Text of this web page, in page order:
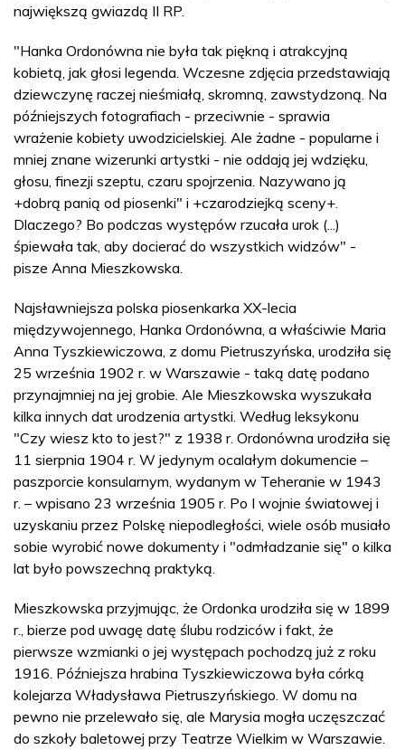
największą gwiazdą II RP.
"Hanka Ordonówna nie była tak piękną i atrakcyjną
kobietą, jak głosi legenda. Wczesne zdjęcia przedstawiają
dziewczynę raczej nieśmiałą, skromną, zawstydzoną. Na
późniejszych fotografiach - przeciwnie - sprawia
wrażenie kobiety uwodzicielskiej. Ale żadne - popularne i
mniej znane wizerunki artystki - nie oddają jej wdzięku,
głosu, finezji szeptu, czaru spojrzenia. Nazywano ją
+dobrą panią od piosenki" i +czarodziejką sceny+.
Dlaczego? Bo podczas występów rzucała urok (...)
śpiewała tak, aby docierać do wszystkich widzów" -
pisze Anna Mieszkowska.
Najsławniejsza polska piosenkarka XX-lecia
międzywojennego, Hanka Ordonówna, a właściwie Maria
Anna Tyszkiewiczowa, z domu Pietruszyńska, urodziła się
25 września 1902 r. w Warszawie - taką datę podano
przynajmniej na jej grobie. Ale Mieszkowska wyszukała
kilka innych dat urodzenia artystki. Według leksykonu
"Czy wiesz kto to jest?" z 1938 r. Ordonówna urodziła się
11 sierpnia 1904 r. W jedynym ocalałym dokumencie –
paszporcie konsularnym, wydanym w Teheranie w 1943
r. – wpisano 23 września 1905 r. Po I wojnie światowej i
uzyskaniu przez Polskę niepodległości, wiele osób musiało
sobie wyrobić nowe dokumenty i "odmładzanie się" o kilka
lat było powszechną praktyką.
Mieszkowska przyjmując, że Ordonka urodziła się w 1899
r., bierze pod uwagę datę ślubu rodziców i fakt, że
pierwsze wzmianki o jej występach pochodzą już z roku
1916. Późniejsza hrabina Tyszkiewiczowa była córką
kolejarza Władysława Pietruszyńskiego. W domu na
pewno nie przelewało się, ale Marysia mogła uczęszczać
do szkoły baletowej przy Teatrze Wielkim w Warszawie.